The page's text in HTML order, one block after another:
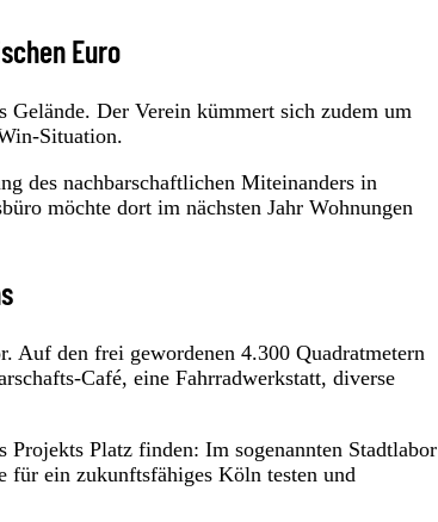
Euro
Der Verein kümmert sich zudem um
Situation.
des nachbarschaftlichen Miteinanders in
möchte dort im nächsten Jahr Wohnungen
Auf den frei gewordenen 4.300 Quadratmetern
Café, eine Fahrradwerkstatt, diverse
Projekts Platz finden: Im sogenannten Stadtlabor
für ein zukunftsfähiges Köln testen und